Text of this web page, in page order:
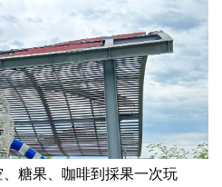
糖果、咖啡到採果一次玩